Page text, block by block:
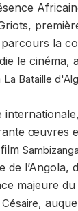
la
le cinéma,
La Bataille
œuvres
Sambizanga
de l’Angola,
majeure du
,